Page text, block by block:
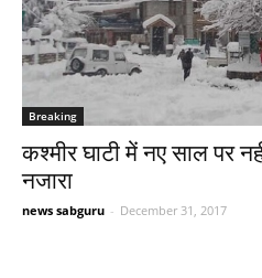
Breaking
कश्मीर घाटी में नए साल पर
नजारा
news sabguru - December 31, 2017